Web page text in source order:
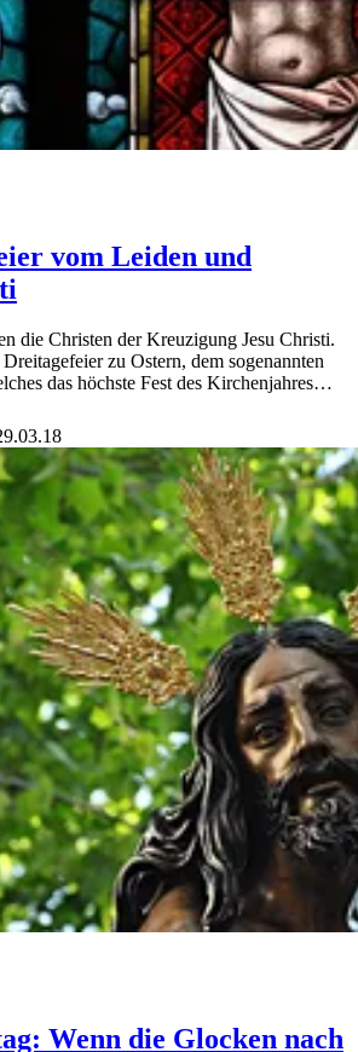
vom Leiden und
die Christen der Kreuzigung Jesu Christi.
zu Ostern, dem sogenannten
das höchste Fest des Kirchenjahres
Wenn die Glocken nach